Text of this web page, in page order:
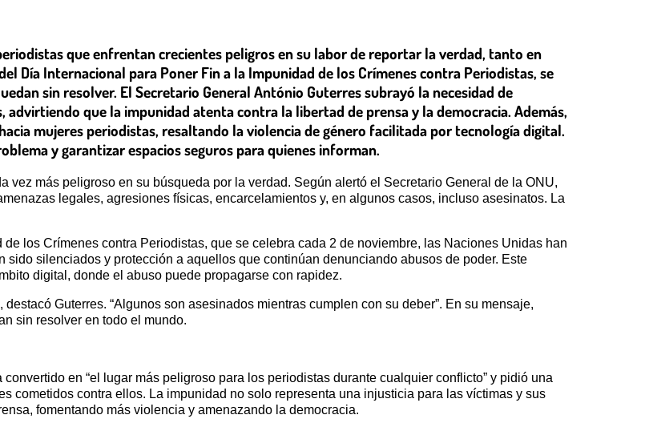
que enfrentan crecientes peligros en su labor de reportar la verdad, tanto en
Día Internacional para Poner Fin a la Impunidad de los Crímenes contra Periodistas, se
sin resolver. El Secretario General António Guterres subrayó la necesidad de
que la impunidad atenta contra la libertad de prensa y la democracia. Además,
mujeres periodistas, resaltando la violencia de género facilitada por tecnología digital.
y garantizar espacios seguros para quienes informan.
vez más peligroso en su búsqueda por la verdad. Según alertó el Secretario General de la ONU,
legales, agresiones físicas, encarcelamientos y, en algunos casos, incluso asesinatos. La
los Crímenes contra Periodistas, que se celebra cada 2 de noviembre, las Naciones Unidas han
silenciados y protección a aquellos que continúan denunciando abusos de poder. Este
digital, donde el abuso puede propagarse con rapidez.
Guterres. “Algunos son asesinados mientras cumplen con su deber”. En su mensaje,
sin resolver en todo el mundo.
en “el lugar más peligroso para los periodistas durante cualquier conflicto” y pidió una
cometidos contra ellos. La impunidad no solo representa una injusticia para las víctimas y sus
fomentando más violencia y amenazando la democracia.